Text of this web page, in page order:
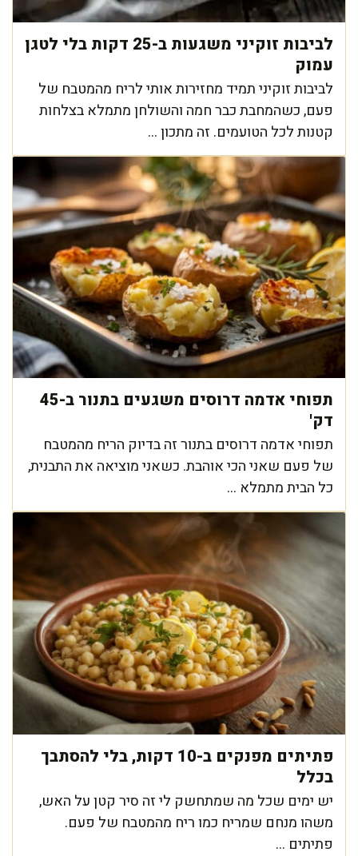
לביבות זוקיני משגעות ב-25 דקות בלי לטגן
עמוק
לביבות זוקיני תמיד מחזירות אותי לריח מהמטבח של
פעם, כשהמחבת כבר חמה והשולחן מתמלא בצלחות
קטנות לכל הטועמים. זה מתכון ...
תפוחי אדמה דרוסים משגעים בתנור ב-45
דק'
תפוחי אדמה דרוסים בתנור זה בדיוק הריח מהמטבח
של פעם שאני הכי אוהבת. כשאני מוציאה את התבנית,
כל הבית מתמלא ...
פתיתים מפנקים ב-10 דקות, בלי להסתבך
בכלל
יש ימים שכל מה שמתחשק לי זה סיר קטן על האש,
משהו מנחם שמריח כמו ריח מהמטבח של פעם.
פתיתים ...